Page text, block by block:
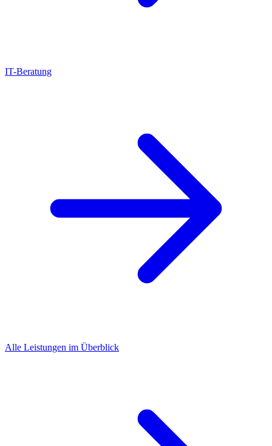
IT-Beratung
Alle Leistungen im Überblick